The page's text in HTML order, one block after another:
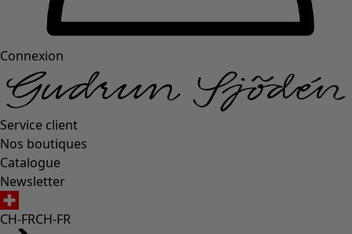
Connexion
Service client
Nos boutiques
Catalogue
Newsletter
CH-FRCH-FR